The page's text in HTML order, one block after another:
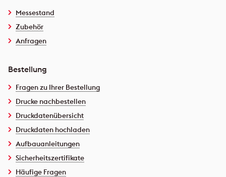
Messestand
Zubehör
Anfragen
Bestellung
Fragen zu Ihrer Bestellung
Drucke nachbestellen
Druckdatenübersicht
Druckdaten hochladen
Aufbauanleitungen
Sicherheitszertifikate
Häufige Fragen